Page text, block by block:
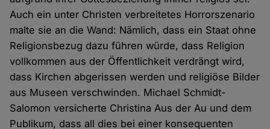
Auch ein unter Christen verbreitetes Horrorszenario
malte sie an die Wand: Nämlich, dass ein Staat ohne
Religionsbezug dazu führen würde, dass Religion
vollkommen aus der Öffentlichkeit verdrängt wird,
dass Kirchen abgerissen werden und religiöse Bilder
aus Museen verschwinden. Michael Schmidt-
Salomon versicherte Christina Aus der Au und dem
Publikum, dass all dies bei einer konsequenten